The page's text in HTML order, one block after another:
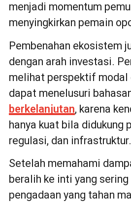
menjadi momentum
menyingkirkan pemain
Pembenahan ekosistem
dengan arah investasi.
melihat perspektif modal
dapat menelusuri
berkelanjutan, karena
hanya kuat bila didukung
regulasi, dan infrastruktur.
Setelah memahami
beralih ke inti yang
pengadaan yang tahan